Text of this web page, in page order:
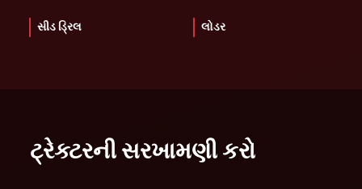
સીડ ડ્રિલ લોડર
ટ્રેક્ટરની સરખામણી કરો